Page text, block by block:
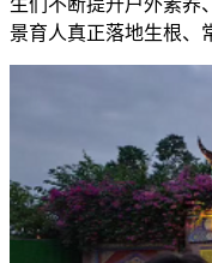
生们不断提升户外素养
景育人真正落地生根、